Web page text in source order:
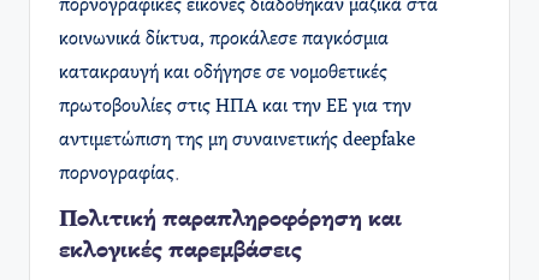
πορνογραφικές εικόνες διαδόθηκαν μαζικά στα
κοινωνικά δίκτυα, προκάλεσε παγκόσμια
κατακραυγή και οδήγησε σε νομοθετικές
πρωτοβουλίες στις ΗΠΑ και την ΕΕ για την
αντιμετώπιση της μη συναινετικής deepfake
πορνογραφίας.
Πολιτική παραπληροφόρηση και
εκλογικές παρεμβάσεις